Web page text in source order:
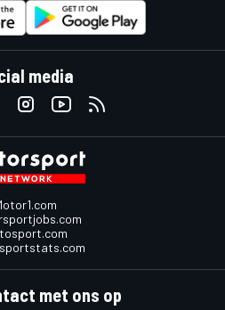
media
met ons op